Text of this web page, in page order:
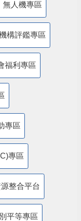
無人機專區
構評鑑專區
福利專區
專區
專區
整合平台
平等專區